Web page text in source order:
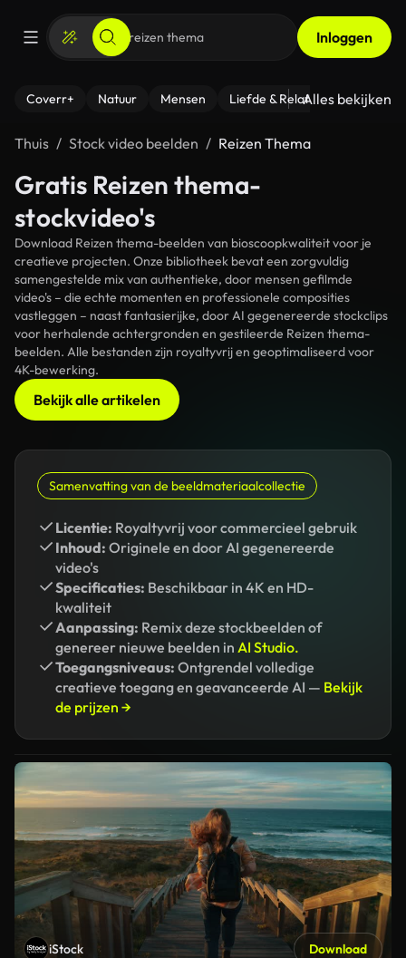
Inloggen
Coverr+ Natuur Mensen Liefde & Relaties - Fitness
Alles bekijken
Thuis Stock video beelden Reizen Thema
Gratis Reizen thema-
stockvideo's
Download Reizen thema-beelden van bioscoopkwaliteit voor je
creatieve projecten. Onze bibliotheek bevat een zorgvuldig
samengestelde mix van authentieke, door mensen gefilmde
video's – die echte momenten en professionele composities
vastleggen – naast fantasierijke, door AI gegenereerde stockclips
voor herhalende achtergronden en gestileerde Reizen thema-
beelden. Alle bestanden zijn royaltyvrij en geoptimaliseerd voor
4K-bewerking.
Bekijk alle artikelen
Samenvatting van de beeldmateriaalcollectie
Licentie: Royaltyvrij voor commercieel gebruik
Inhoud: Originele en door AI gegenereerde
video's
Specificaties: Beschikbaar in 4K en HD-
kwaliteit
Aanpassing: Remix deze stockbeelden of
genereer nieuwe beelden in AI Studio.
Toegangsniveaus: Ontgrendel volledige
creatieve toegang en geavanceerde AI — Bekijk
de prijzen →
iStock Download